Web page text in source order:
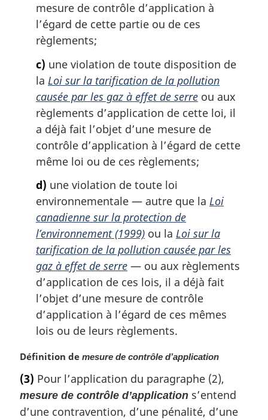
mesure de contrôle d’application à
l’égard de cette partie ou de ces
règlements;
c) une violation de toute disposition de
la Loi sur la tarification de la pollution
causée par les gaz à effet de serre ou aux
règlements d’application de cette loi, il
a déjà fait l’objet d’une mesure de
contrôle d’application à l’égard de cette
même loi ou de ces règlements;
d) une violation de toute loi
environnementale — autre que la Loi
canadienne sur la protection de
l’environnement (1999) ou la Loi sur la
tarification de la pollution causée par les
gaz à effet de serre — ou aux règlements
d’application de ces lois, il a déjà fait
l’objet d’une mesure de contrôle
d’application à l’égard de ces mêmes
lois ou de leurs règlements.
N
t
e
m
Définition de mesure de contrôle d’application
(3) Pour l’application du paragraphe (2),
mesure de contrôle d’application s’entend
d’une contravention, d’une pénalité, d’une